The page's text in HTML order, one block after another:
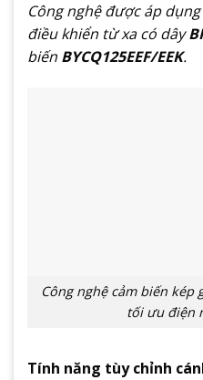
Công nghệ được áp
điều khiển từ xa có dây
biến BYCQ125EEF/EEK.
Công nghệ cảm biến
tối ưu điện
Tính năng tùy chỉnh